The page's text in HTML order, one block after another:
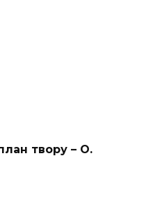
твору – О.